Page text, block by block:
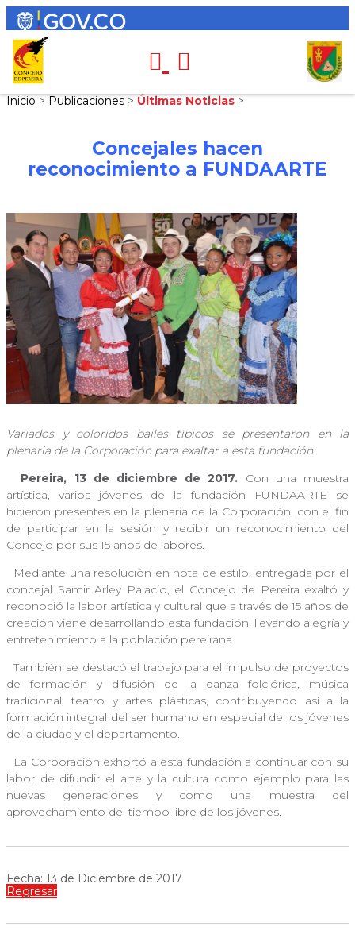
Inicio > Publicaciones > Últimas Noticias >
Concejales hacen
reconocimiento a FUNDAARTE
Variados y coloridos bailes típicos se presentaron en la
plenaria de la Corporación para exaltar a esta fundación.
Pereira, 13 de diciembre de 2017. Con una muestra
artística, varios jóvenes de la fundación FUNDAARTE se
hicieron presentes en la plenaria de la Corporación, con el fin
de participar en la sesión y recibir un reconocimiento del
Concejo por sus 15 años de labores.
Mediante una resolución en nota de estilo, entregada por el
concejal Samir Arley Palacio, el Concejo de Pereira exaltó y
reconoció la labor artística y cultural que a través de 15 años de
creación viene desarrollando esta fundación, llevando alegría y
entretenimiento a la población pereirana.
También se destacó el trabajo para el impulso de proyectos
de formación y difusión de la danza folclórica, música
tradicional, teatro y artes plásticas, contribuyendo así a la
formación integral del ser humano en especial de los jóvenes
de la ciudad y el departamento.
La Corporación exhortó a esta fundación a continuar con su
labor de difundir el arte y la cultura como ejemplo para las
nuevas generaciones y como una muestra del
aprovechamiento del tiempo libre de los jóvenes.
Fecha: 13 de Diciembre de 2017
Regresar